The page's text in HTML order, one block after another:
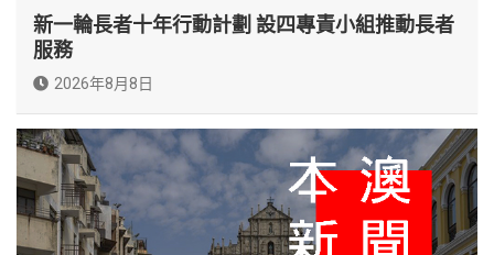
新一輪長者十年行動計劃 設四專責小組推動長者
服務
2026年8月8日